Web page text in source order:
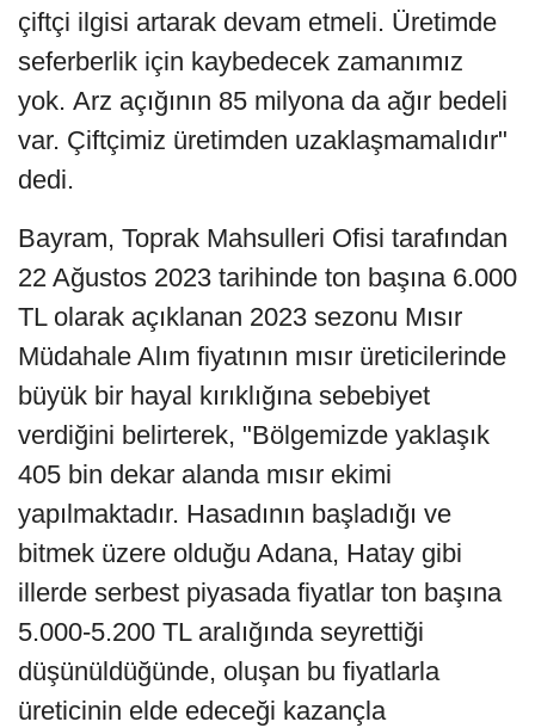
çiftçi ilgisi artarak devam etmeli. Üretimde
seferberlik için kaybedecek zamanımız
yok. Arz açığının 85 milyona da ağır bedeli
var. Çiftçimiz üretimden uzaklaşmamalıdır"
dedi.
Bayram, Toprak Mahsulleri Ofisi tarafından
22 Ağustos 2023 tarihinde ton başına 6.000
TL olarak açıklanan 2023 sezonu Mısır
Müdahale Alım fiyatının mısır üreticilerinde
büyük bir hayal kırıklığına sebebiyet
verdiğini belirterek, "Bölgemizde yaklaşık
405 bin dekar alanda mısır ekimi
yapılmaktadır. Hasadının başladığı ve
bitmek üzere olduğu Adana, Hatay gibi
illerde serbest piyasada fiyatlar ton başına
5.000-5.200 TL aralığında seyrettiği
düşünüldüğünde, oluşan bu fiyatlarla
üreticinin elde edeceği kazançla